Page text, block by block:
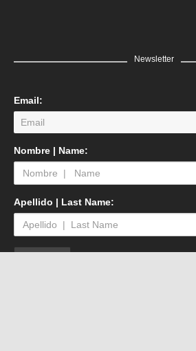
Newsletter
Email:
Nombre | Name:
Apellido | Last Name: